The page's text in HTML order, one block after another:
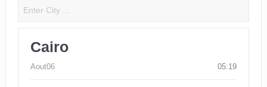
Cairo
Aout06 05:19